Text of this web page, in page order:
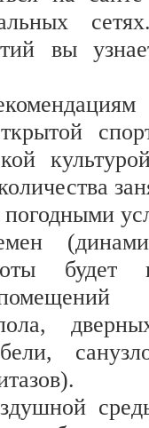
вы
погодными
будет